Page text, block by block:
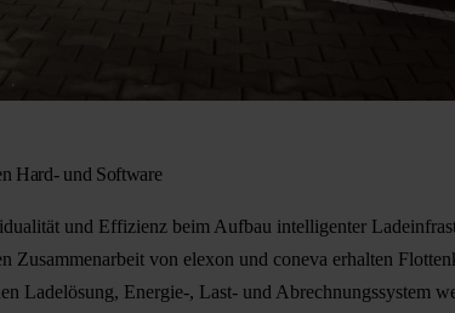
Hard- und Software
und Effizienz beim Aufbau intelligenter
Zusammenarbeit von elexon und coneva erhalten
Ladelösung, Energie-, Last- und